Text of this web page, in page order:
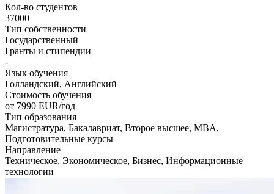
Кол-во студентов
37000
Тип собственности
Государственный
Гранты и стипендии
-
Язык обучения
Голландский, Английский
Стоимость обучения
от 7990 EUR/год
Тип образования
Магистратура, Бакалавриат, Второе высшее, MBA,
Подготовительные курсы
Направление
Техническое, Экономическое, Бизнес, Информационные
технологии